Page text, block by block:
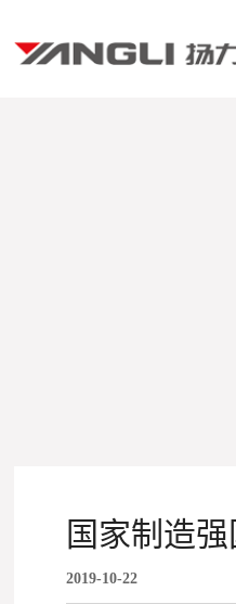
国家制造
2019-10-22